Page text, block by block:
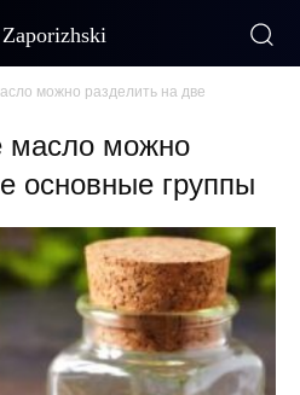
Zaporizhski
можно разделить на две
масло можно
основные группы